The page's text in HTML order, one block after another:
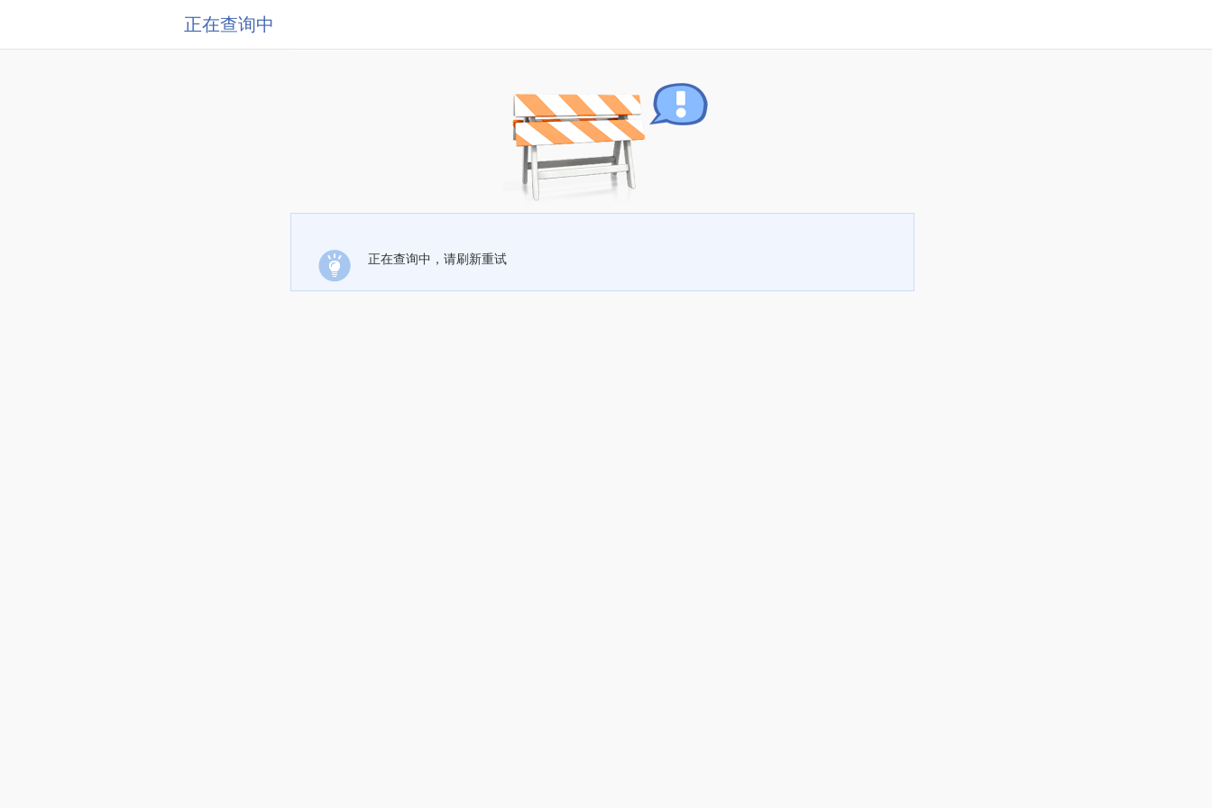
正在查询中
正在查询中，请刷新重试